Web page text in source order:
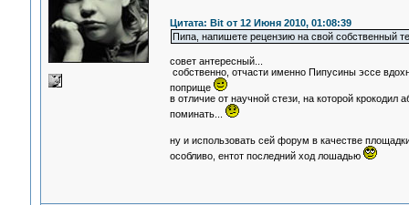
Цитата: Bit от 12 Июня 2010, 01:08:39
Пипа, напишете рецензию на свой собственный
совет антересный...
собственно, отчасти именно Пипусины эссе
поприще
в отличие от научной стези, на которой
поминать...
ну и использовать сей форум в качестве
особливо, ентот последний ход лошадью